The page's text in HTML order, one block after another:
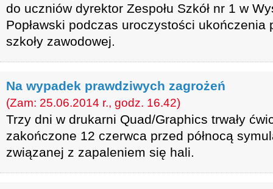
do uczniów dyrektor Zespołu Szkół nr 1 w
Popławski podczas uroczystości
szkoły zawodowej.
Na wypadek prawdziwych zagrożeń
(Zam: 25.06.2014 r., godz. 16.42)
Trzy dni w drukarni Quad/Graphics trwały
zakończone 12 czerwca przed północą
związanej z zapaleniem się hali.